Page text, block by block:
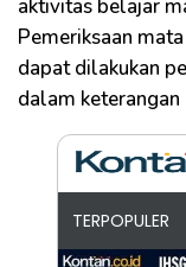
aktivitas belajar
Pemeriksaan
dapat dilakukan
dalam
TERPOPULER